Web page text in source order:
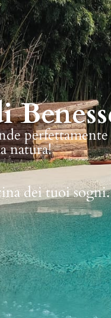
natura!
dei tuoi sogni.